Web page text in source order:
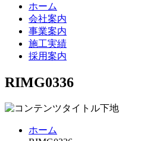
ホーム
会社案内
事業案内
施工実績
採用案内
RIMG0336
ホーム